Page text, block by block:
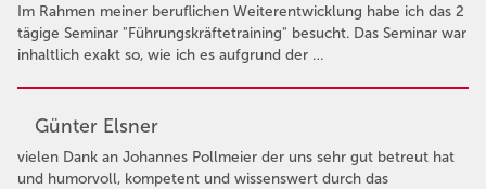
Im Rahmen meiner beruflichen Weiterentwicklung habe ich das 2
tägige Seminar "Führungskräftetraining" besucht. Das Seminar war
inhaltlich exakt so, wie ich es aufgrund der …
Günter Elsner
vielen Dank an Johannes Pollmeier der uns sehr gut betreut hat
und humorvoll, kompetent und wissenswert durch das